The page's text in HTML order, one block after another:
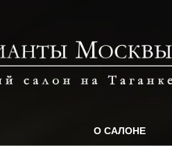
О САЛОНЕ